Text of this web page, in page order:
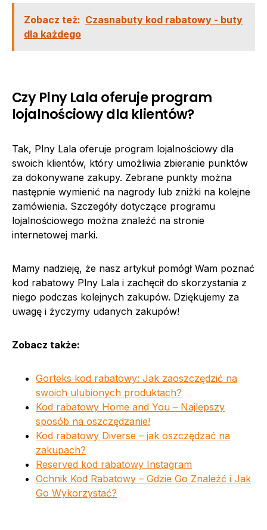
Zobacz też: Czasnabuty kod rabatowy - buty
dla każdego
Czy Plny Lala oferuje program
lojalnościowy dla klientów?
Tak, Plny Lala oferuje program lojalnościowy dla
swoich klientów, który umożliwia zbieranie punktów
za dokonywane zakupy. Zebrane punkty można
następnie wymienić na nagrody lub zniżki na kolejne
zamówienia. Szczegóły dotyczące programu
lojalnościowego można znaleźć na stronie
internetowej marki.
Mamy nadzieję, że nasz artykuł pomógł Wam poznać
kod rabatowy Plny Lala i zachęcił do skorzystania z
niego podczas kolejnych zakupów. Dziękujemy za
uwagę i życzymy udanych zakupów!
Zobacz także:
Gorteks kod rabatowy: Jak zaoszczędzić na
swoich ulubionych produktach?
Kod rabatowy Home and You – Najlepszy
sposób na oszczędzanie!
Kod rabatowy Diverse – jak oszczędzać na
zakupach?
Reserved kod rabatowy Instagram
Ochnik Kod Rabatowy – Gdzie Go Znaleźć i Jak
Go Wykorzystać?